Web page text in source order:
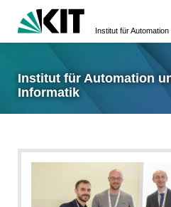
Institut für Automation
Informatik